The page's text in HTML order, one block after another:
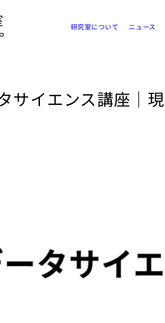
研究室について ニュース
サイエンス講座｜